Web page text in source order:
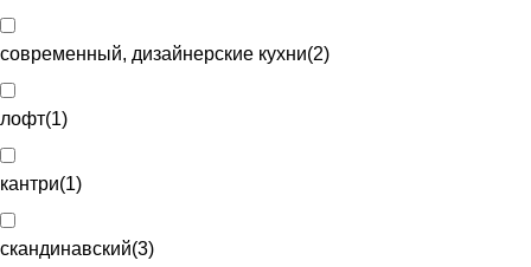
современный, дизайнерские кухни(2)
лофт(1)
кантри(1)
скандинавский(3)